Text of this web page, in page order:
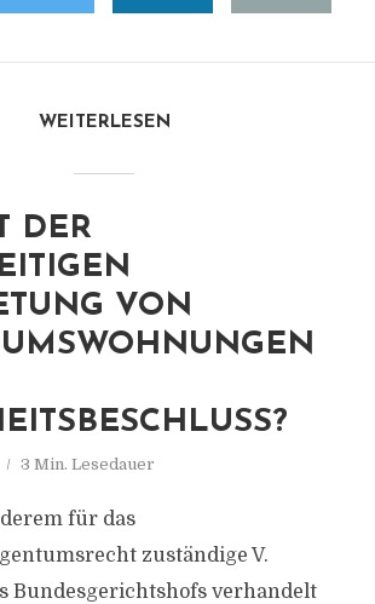
WEITERLESEN
DER
VON
3 Min. Lesedauer
für das
zuständige V.
Bundesgerichtshofs verhandelt